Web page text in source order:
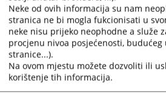
Neke od ovih informacija su nam
stranica ne bi mogla fukcionisati u
neke nisu prijeko neophodne a služe
procjenu nivoa posjećenosti, budućeg
stranice...).
Na ovom mjestu možete dozvoliti ili
korištenje tih informacija.